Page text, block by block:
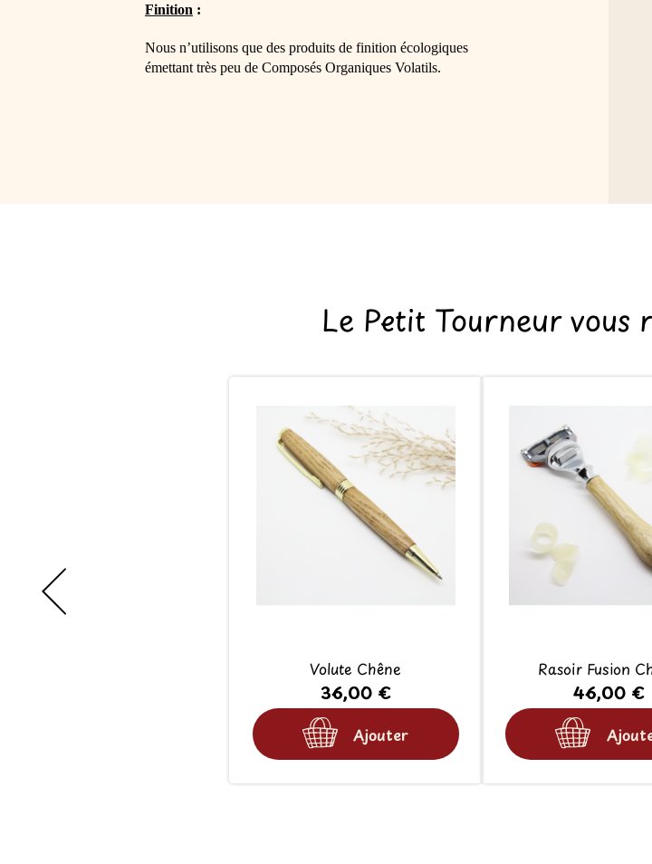
Finition :
Nous n’utilisons que des produits de finition écologiques
émettant très peu de Composés Organiques Volatils.
Le Petit Tourneur vous
Volute Chêne
36,00 €
Ajouter
Rasoir Fusion
46,00 €